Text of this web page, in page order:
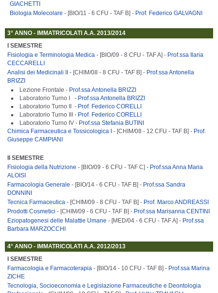
GIACHETTI
Biologia Molecolare - [BIO/11 - 6 CFU - TAF B] - Prof. Federico GALVAGNI
3° ANNO - IMMATRICOLATI A.A. 2013/2014
I SEMESTRE
Fisiologia e Terminologia Medica - [BIO/09 - 8 CFU - TAF A] - Prof.ssa Ilaria
CECCARELLI
Analisi dei Medicinali II
- [CHIM/08 - 8 CFU - TAF B] - Prof.ssa Antonella
BRIZZI
Lezione Frontale - Prof.ssa Antonella BRIZZI
Laboratorio Turno I - Prof.ssa Antonella BRIZZI
Laboratorio Turno II - Prof. Federico CORELLI
Laboratorio Turno III - Prof. Federico CORELLI
Laboratorio Turno IV - Prof.ssa Stefania BUTINI
Chimica Farmaceutica e Tossicologica I
- [CHIM/08 - 12 CFU - TAF B] - Prof.
Giuseppe CAMPIANI
II SEMESTRE
Fisiologia della Nutrizione - [BIO/09 - 6 CFU - TAF C] - Prof.ssa Anna Maria
ALOISI
Farmacologia Generale - [BIO/14 - 6 CFU - TAF B] - Prof.ssa Sandra
DONNINI
Tecnica Farmaceutica - [CHIM/09 - 8 CFU - TAF B] - Prof. Marco ANDREASSI
Prodotti Cosmetici - [CHIM/09 - 6 CFU - TAF B] - Prof.ssa Marisanna CENTINI
Eziopatogenesi delle Malattie Umane - [MED/04 - 6 CFU - TAF A] - Prof.ssa
Barbara MARZOCCHI
4° ANNO - IMMATRICOLATI A.A. 2012/2013
I SEMESTRE
Farmacologia e Farmacoterapia - [BIO/14 - 10 CFU - TAF B] - Prof.ssa Marina
ZICHE
Tecnologia, Socioeconomia e Legislazione Farmaceutiche e Deontologia